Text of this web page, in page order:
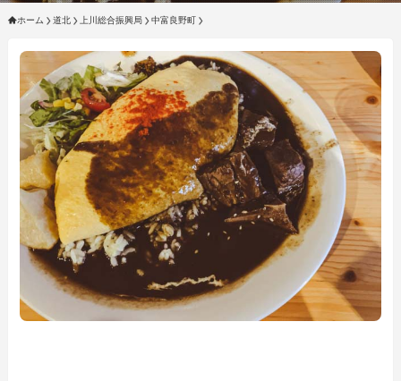
ホーム 道北 上川総合振興局 中富良野町